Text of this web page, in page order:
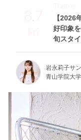
8.7
Fri
【2026
好印象
旬スタ
Theme
岩永莉子サ
青山学院大